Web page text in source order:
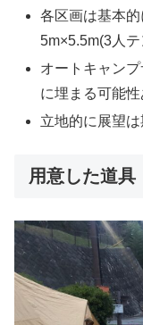
各区画は基本
5m×5.5m(3人
オートキャン
に埋まる可能性
立地的に展望
用意した道具